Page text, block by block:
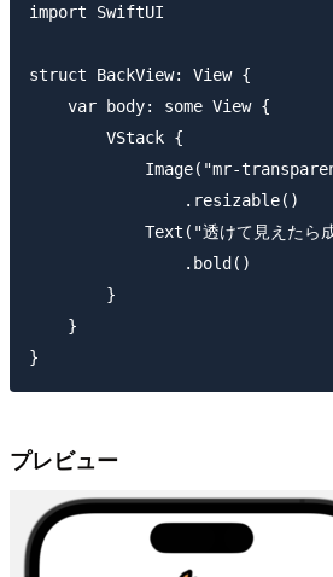
import SwiftUI
struct BackView: View {
    var body: some View {
        VStack {
Image("mr-
                .resizable()
Text("透けて見えたら
                .bold()
        }
    }
プレビュー